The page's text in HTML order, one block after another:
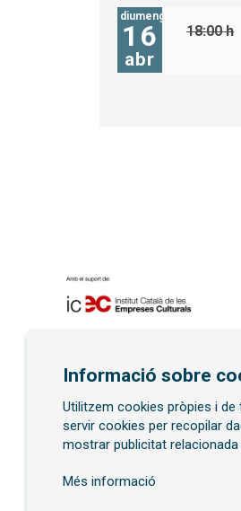
diumenge
16
abr
18:00 h
Informació sobre
Utilitzem cookies pròpies i
servir cookies per recopilar
mostrar publicitat
Més informació